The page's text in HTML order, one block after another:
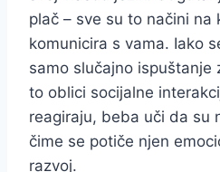
plač – sve su to načini na
komunicira s vama. Iako
samo slučajno ispuštanje
to oblici socijalne
reagiraju, beba uči da su
čime se potiče njen
razvoj.